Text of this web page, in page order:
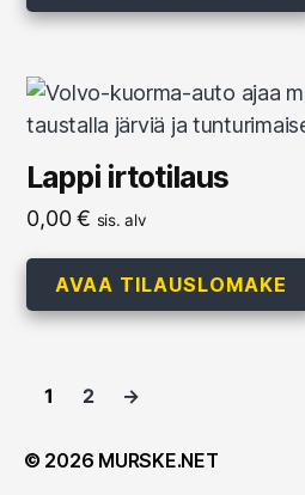
Lappi irtotilaus
0,00€ sis. alv
AVAA TILAUSLOMAKE
1 2 →
© 2026 MURSKE.NET